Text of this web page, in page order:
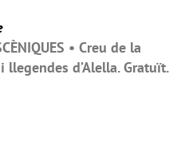
• Creu de la
d’Alella. Gratuït.